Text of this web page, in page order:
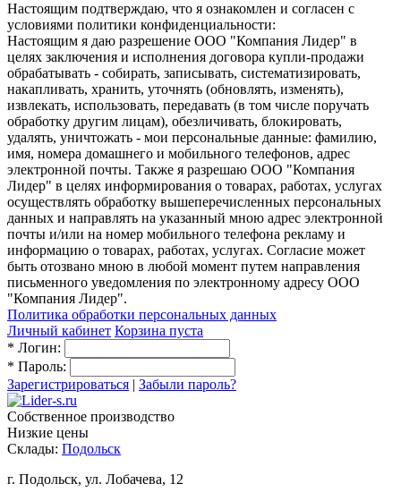
Настоящим подтверждаю, что я ознакомлен и согласен с
условиями политики конфиденциальности:
Настоящим я даю разрешение ООО "Компания Лидер" в
целях заключения и исполнения договора купли-продажи
обрабатывать - собирать, записывать, систематизировать,
накапливать, хранить, уточнять (обновлять, изменять),
извлекать, использовать, передавать (в том числе поручать
обработку другим лицам), обезличивать, блокировать,
удалять, уничтожать - мои персональные данные: фамилию,
имя, номера домашнего и мобильного телефонов, адрес
электронной почты. Также я разрешаю ООО "Компания
Лидер" в целях информирования о товарах, работах, услугах
осуществлять обработку вышеперечисленных персональных
данных и направлять на указанный мною адрес электронной
почты и/или на номер мобильного телефона рекламу и
информацию о товарах, работах, услугах. Согласие может
быть отозвано мною в любой момент путем направления
письменного уведомления по электронному адресу ООО
"Компания Лидер".
Политика обработки персональных данных
Личный кабинет Корзина пуста
* Логин:
* Пароль:
Зарегистрироваться | Забыли пароль?
Собственное производство
Низкие цены
Склады: Подольск
г. Подольск, ул. Лобачева, 12